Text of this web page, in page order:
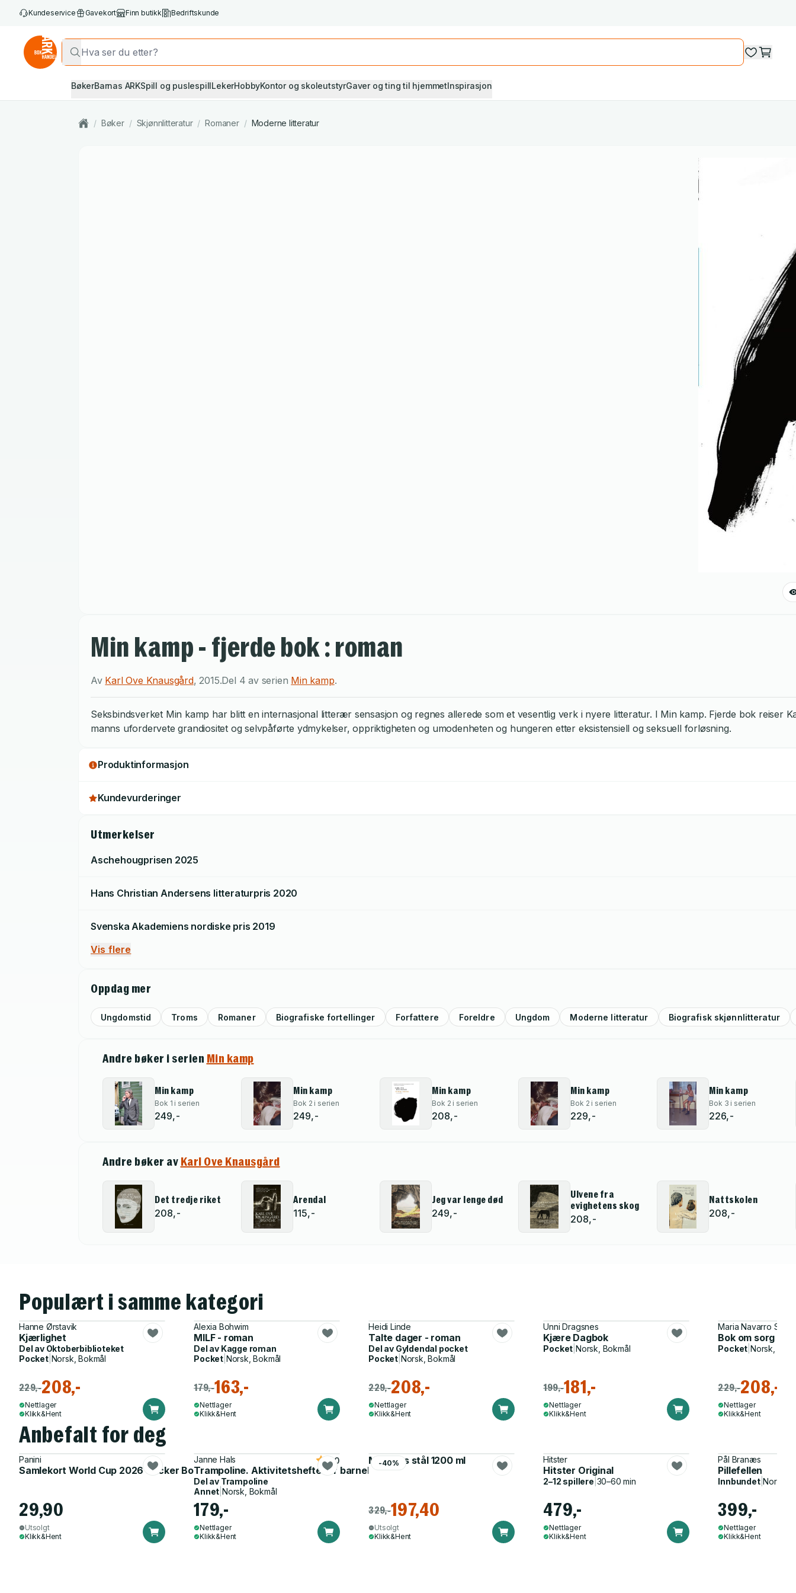
Kundeservice Gavekort Finn butikk Bedriftskunde
BøkerBarnas ARKSpill og puslespillLekerHobbyKontor og skoleutstyrGaver og ting til hjemmetInspirasjon
/ Bøker / Skjønnlitteratur / Romaner / Moderne litteratur
Min kamp - fjerde bok : roman
Av Karl Ove Knausgård,2015.Del 4 av serien Min kamp.
Seksbindsverket Min kamp har blitt en internasjonal litterær sensasjon og regnes allerede som et vesentlig verk i nyere litteratur. I Min kamp. Fjerde bok
manns ufordervete grandiositet og selvpåførte ydmykelser, oppriktigheten og umodenheten og hungeren etter eksistensiell og seksuell forløsning.
Produktinformasjon
Kundevurderinger
Utmerkelser
Aschehougprisen 2025
Hans Christian Andersens litteraturpris 2020
Svenska Akademiens nordiske pris 2019
Vis flere
Oppdag mer
Ungdomstid Troms Romaner Biografiske fortellinger Forfattere Foreldre Ungdom Moderne litteratur Biografisk skjønnlitteratur
Andre bøker i serien Min kamp
Min kamp
Bok 1 i serien
249,-
Min kamp
Bok 2 i serien
249,-
Min kamp
Bok 2 i serien
208,-
Min kamp
Bok 2 i serien
229,-
Min kamp
Bok 3 i serien
226,-
Andre bøker av Karl Ove Knausgård
Det tredje riket
208,-
Arendal
115,-
Jeg var lenge død
249,-
Ulvene fra
evighetens skog
208,-
Nattskolen
208,-
Populært i samme kategori
Hanne Ørstavik
Kjærlighet
Del av Oktoberbiblioteket
Pocket| Norsk, Bokmål
229,-208,-
Nettlager
Klikk&Hent
Alexia Bohwim
MILF - roman
Del av Kagge roman
Pocket| Norsk, Bokmål
179,-163,-
Nettlager
Klikk&Hent
Heidi Linde
Talte dager - roman
Del av Gyldendal pocket
Pocket Norsk, Bokmål
229,-208,-
Nettlager
Klikk&Hent
Unni Dragsnes
Kjære Dagbok
Pocket Norsk, Bokmål
199,-181,-
Nettlager
Klikk&Hent
Maria Navarro
Bok om sorg -
Pocket |Norsk,
229,-208,-
Nettlager
Klikk&Hent
Anbefalt for deg
Panini
Samlekort World Cup 2026 Sticker Booster
29,90
Utsolgt
Klikk&Hent
Janne Hals
Trampoline. Aktivitetshefte for barnehagen
5.0
Del av Trampoline
Annet Norsk, Bokmål
179,-
Nettlager
Klikk&Hent
-40%
Matboks stål 1200 ml
329,-197,40
Utsolgt
Klikk&Hent
Hitster
Hitster Original
2–12 spillere 30–60 min
479,-
Nettlager
Klikk&Hent
Pål Branæs
Pillefellen
Innbundet|Norsk,
399,-
Nettlager
Klikk&Hent